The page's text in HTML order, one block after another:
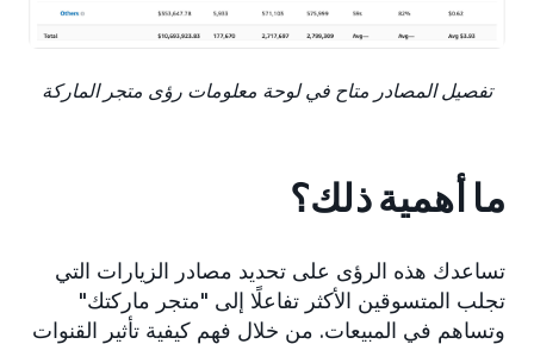
تفصيل المصادر متاح في لوحة معلومات رؤى متجر الماركة
ما أهمية ذلك؟
تساعدك هذه الرؤى على تحديد مصادر الزيارات التي
تجلب المتسوقين الأكثر تفاعلًا إلى "متجر ماركتك"
وتساهم في المبيعات. من خلال فهم كيفية تأثير القنوات